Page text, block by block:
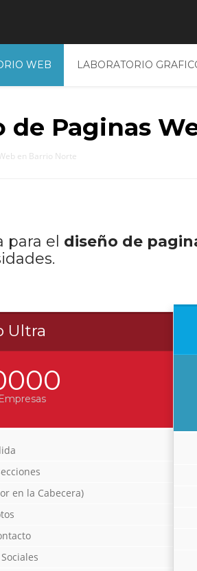
WEB LABORATORIO
de Paginas
en Barrio Norte
el diseño de
Ultra
en la Cabecera)